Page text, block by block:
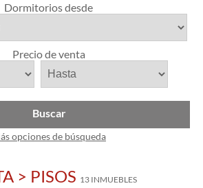
Dormitorios desde
Precio de venta
Buscar
opciones de búsqueda
> PISOS 13 INMUEBLES